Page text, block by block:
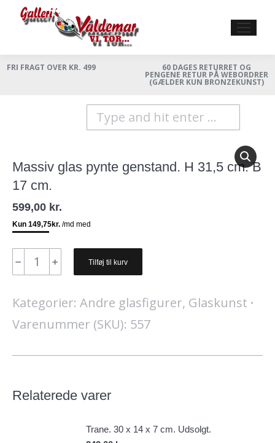
FRI FRAGT OVER KR. 499 60 DAGES RETURRET OG
PENGENE RETUR PÅ WEBORDRER
(GÆLDER KUN BRONZEKUNST)
Massiv glas pynte genstand. H 31,5 cm. B
17 cm.
599,00 kr.
Massiv
glas
genstand.
H
17
﹣ ﹢ Tilføj til kurv
Kategorier: Andre glasfigurer, Glaskunst
Varenummer (SKU): 557
Relaterede varer
Trane. 30 x 14 x 7 cm. Udsolgt.